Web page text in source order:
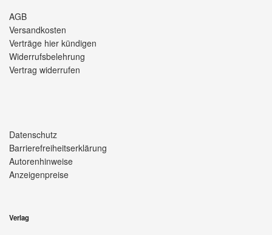
AGB
Versandkosten
Verträge hier kündigen
Widerrufsbelehrung
Vertrag widerrufen
Datenschutz
Barrierefreiheitserklärung
Autorenhinweise
Anzeigenpreise
Verlag